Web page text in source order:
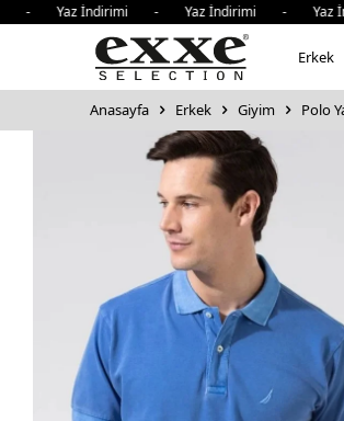
Yaz İndirimi - Yaz İndirimi -
Erkek
Anasayfa Erkek Giyim Polo